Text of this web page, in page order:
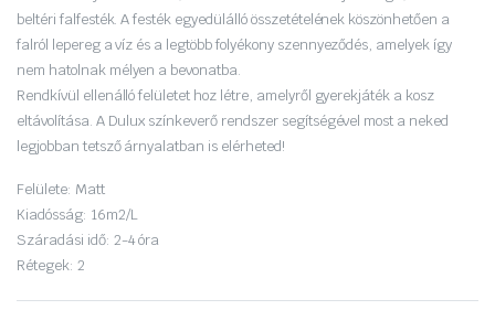
15
750 Ft.
13
990 Ft.
beltéri falfesték. A festék egyedülálló összetételének köszönhetően a
falról lepereg a víz és a legtöbb folyékony szennyeződés, amelyek így
nem hatolnak mélyen a bevonatba.
Rendkívül ellenálló felületet hoz létre, amelyről gyerekjáték a kosz
eltávolítása. A Dulux színkeverő rendszer segítségével most a neked
legjobban tetsző árnyalatban is elérheted!
Felülete: Matt
Kiadósság: 16m2/L
Száradási idő: 2-4 óra
Rétegek: 2